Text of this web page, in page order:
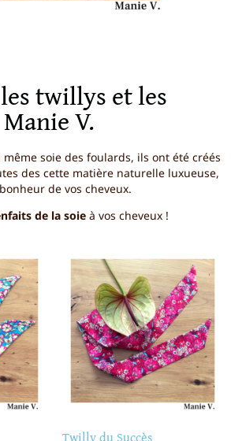
twillys et les
V.
même soie des foulards, ils ont été créés
des cette matière naturelle luxueuse,
de vos cheveux.
de la soie à vos cheveux !